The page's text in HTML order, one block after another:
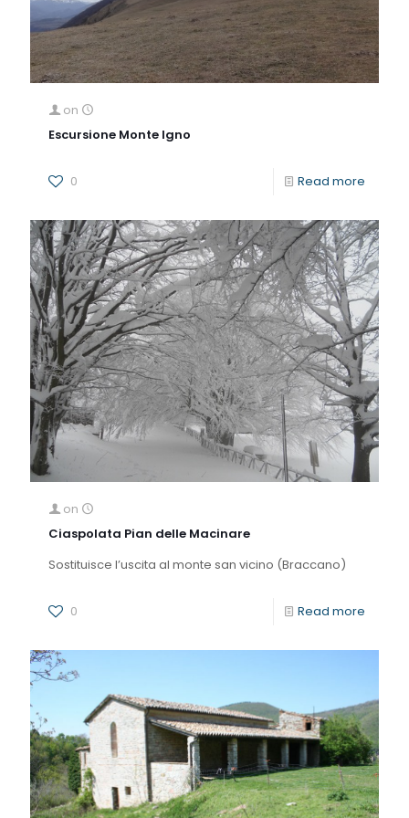
on
Escursione Monte Igno
0 Read more
on
Ciaspolata Pian delle Macinare
Sostituisce l’uscita al monte san vicino (Braccano)
0 Read more